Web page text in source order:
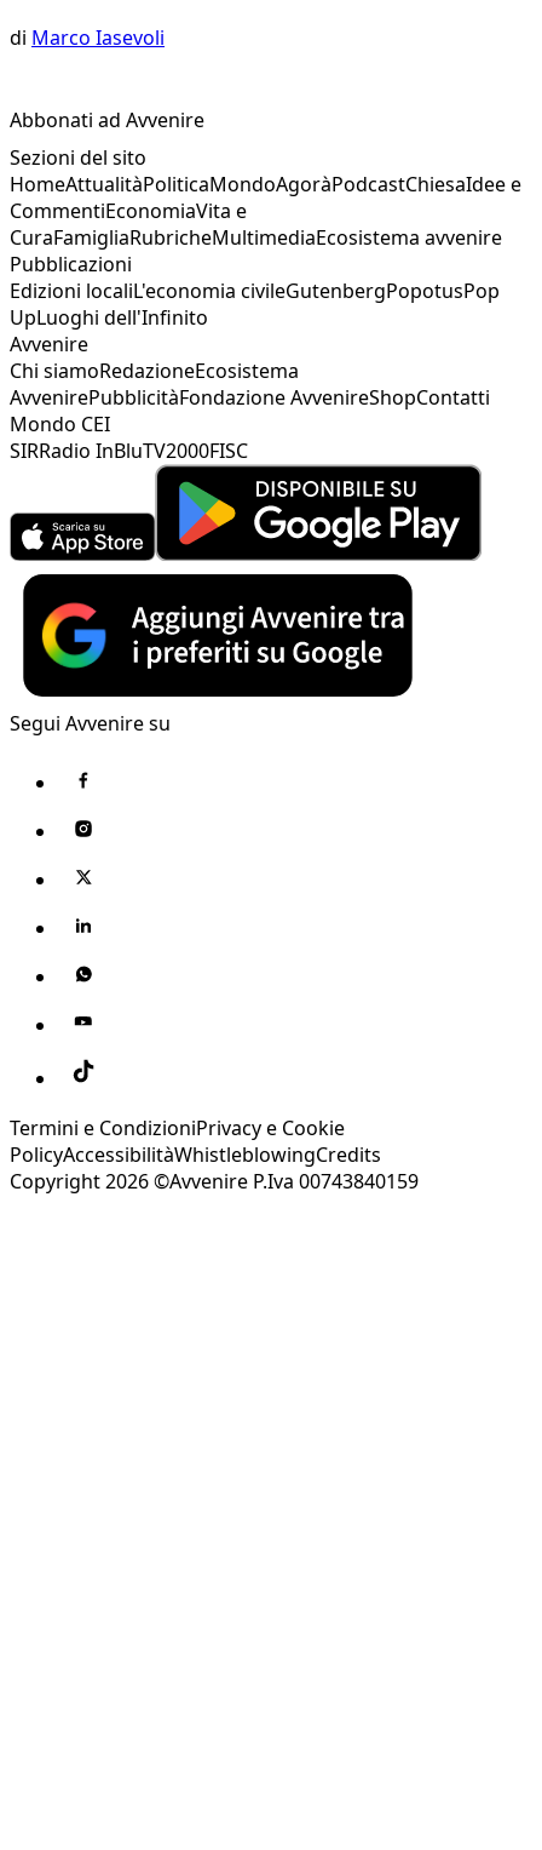
di Marco Iasevoli
Abbonati ad Avvenire
Sezioni del sito
HomeAttualitàPoliticaMondoAgoràPodcastChiesaIdee e
CommentiEconomiaVita e
CuraFamigliaRubricheMultimediaEcosistema avvenire
Pubblicazioni
Edizioni localiL'economia civileGutenbergPopotusPop
UpLuoghi dell'Infinito
Avvenire
Chi siamoRedazioneEcosistema
AvvenirePubblicitàFondazione AvvenireShopContatti
Mondo CEI
SIRRadio InBluTV2000FISC
Segui Avvenire su
Termini e CondizioniPrivacy e Cookie
PolicyAccessibilitàWhistleblowingCredits
Copyright 2026 ©Avvenire P.Iva 00743840159